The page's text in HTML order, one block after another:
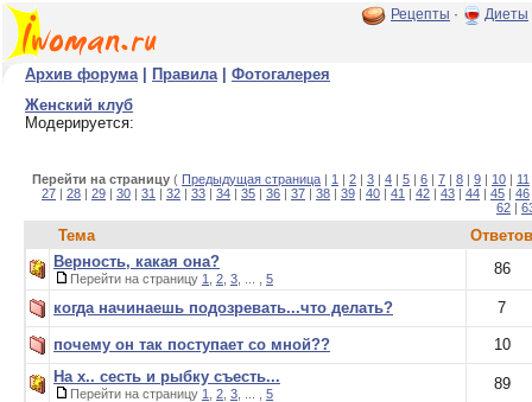
Рецепты · Диеты
Архив форума| Правила| Фотогалерея
Женский клуб
Модерируется:
Перейти на страницу ( Предыдущая страница | 1 | 2 | 3 | 4 | 5 | 6 | 7 | 8 | 9 | 10 | 11
27 | 28 | 29 | 30 | 31 | 32 | 33 | 34 | 35 | 36 | 37 | 38 | 39 | 40 | 41 | 42 | 43 | 44 | 45 | 46
62 |
Тема
Ответов
Верность, какая она?
Перейти на страницу 1 2 3 5
86
когда начинаешь подозревать...что делать? 7
почему он так поступает со мной??
10
На х.. сесть и рыбку съесть...
Перейти на страницу 1 2 3 5
89